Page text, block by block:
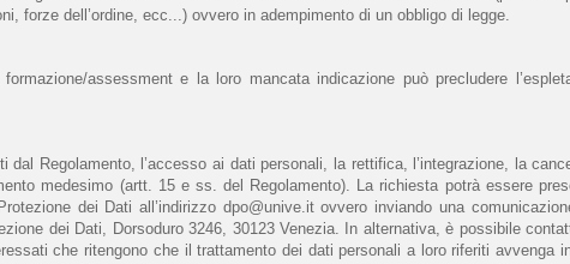
forze dell’ordine, ecc...) ovvero in adempimento di un obbligo di legge.
assessment e la loro mancata indicazione può precludere
Regolamento, l’accesso ai dati personali, la rettifica, l’integrazione, la
medesimo (artt. 15 e ss. del Regolamento). La richiesta potrà essere
dei Dati all’indirizzo dpo@unive.it ovvero inviando una
dei Dati, Dorsoduro 3246, 30123 Venezia. In alternativa, è possibile
che ritengono che il trattamento dei dati personali a loro riferiti avvenga